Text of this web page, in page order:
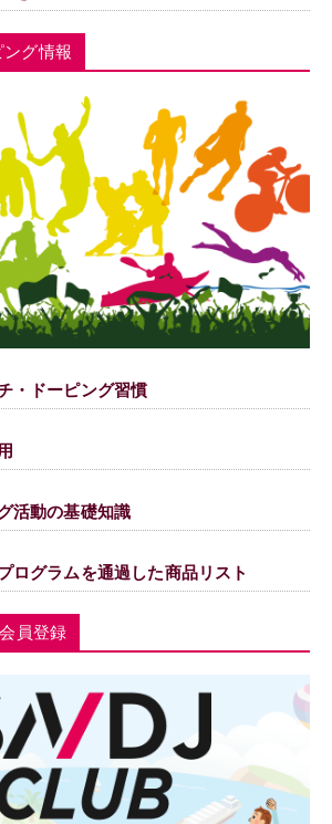
ング情報
・ドーピング習慣
活動の基礎知識
ログラムを通過した商品リスト
員登録